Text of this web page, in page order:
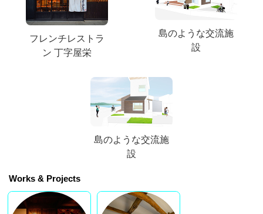
フレンチレストラ
ン 丁字屋栄
島のような交流施
設
島のような交流施
設
Works & Projects